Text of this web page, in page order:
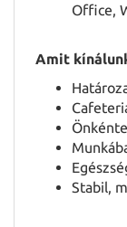
Office,
Amit
Stabil,